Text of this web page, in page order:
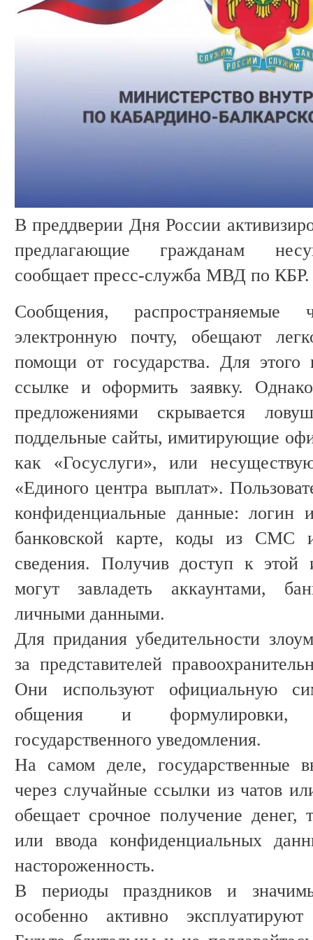
В преддверии Дня России
предлагающие гражданам
сообщает пресс-служба МВД по КБР.
Сообщения,
электронную почту, обещают
помощи от государства. Для этого
ссылке и оформить заявку.
предложениями скрывается
поддельные сайты, имитирующие
как «Госуслуги», или
«Единого центра выплат».
конфиденциальные данные:
банковской карте, коды из СМС
сведения. Получив доступ к
могут завладеть аккаунтами,
личными данными.
Для придания убедительности
за представителей
Они используют официальную
общения и формулировки,
государственного уведомления.
На самом деле, государственные
через случайные ссылки из чатов
обещает срочное получение денег,
или ввода конфиденциальных
настороженность.
В периоды праздников и
особенно активно